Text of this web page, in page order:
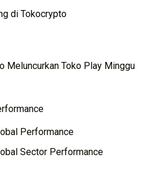
di Tokocrypto
Meluncurkan Toko Play Minggu
Performance
Sector Performance